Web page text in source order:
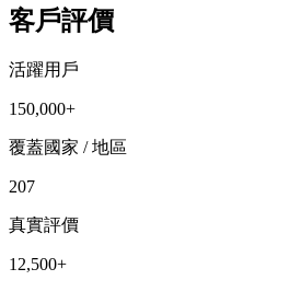
客戶評價
活躍用戶
150,000+
覆蓋國家 / 地區
207
真實評價
12,500+